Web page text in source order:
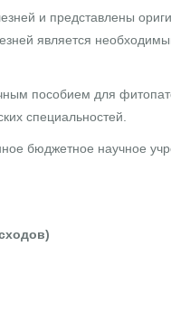
и представлены
является
пособием для
специальностей.
бюджетное научное